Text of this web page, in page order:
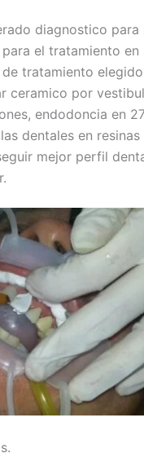
diagnostico
para el tratamiento
de tratamiento
ceramico por
endodoncia en
dentales en
mejor perfil